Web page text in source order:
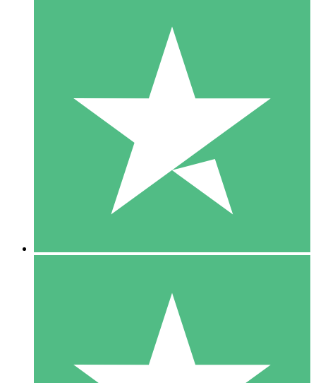
Pacchetti di Crediti Individuali
Paga a consumo con crediti di download. Nessun impegno
1 Download
10
US$1500
10 Download
20